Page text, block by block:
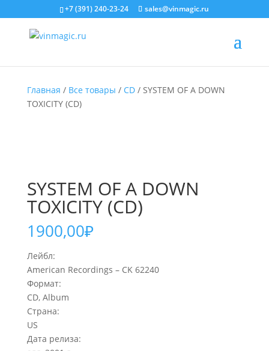
+7 (391) 240-23-24 sales@vinmagic.ru
Главная / Все товары / CD/ SYSTEM OF A DOWN
TOXICITY (CD)
SYSTEM OF A DOWN
TOXICITY (CD)
1900,00₽
Лейбл:
American Recordings – CK 62240
Формат:
CD, Album
Страна:
US
Дата релиза: